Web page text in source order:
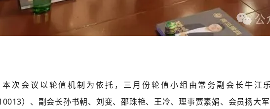
会议以轮值机制为依托，三月份轮值小组由常务副会长牛江
）、副会长孙书朝、刘变、邵珠艳、王冷、理事贾素娟、会员扬大